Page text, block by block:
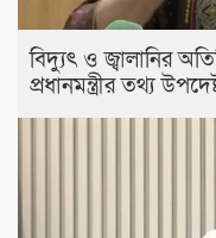
বিদ্যুৎ ও জ্বালানির
প্রধানমন্ত্রীর তথ্য